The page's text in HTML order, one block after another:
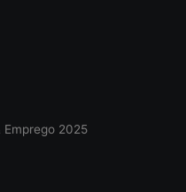
Emprego 2025